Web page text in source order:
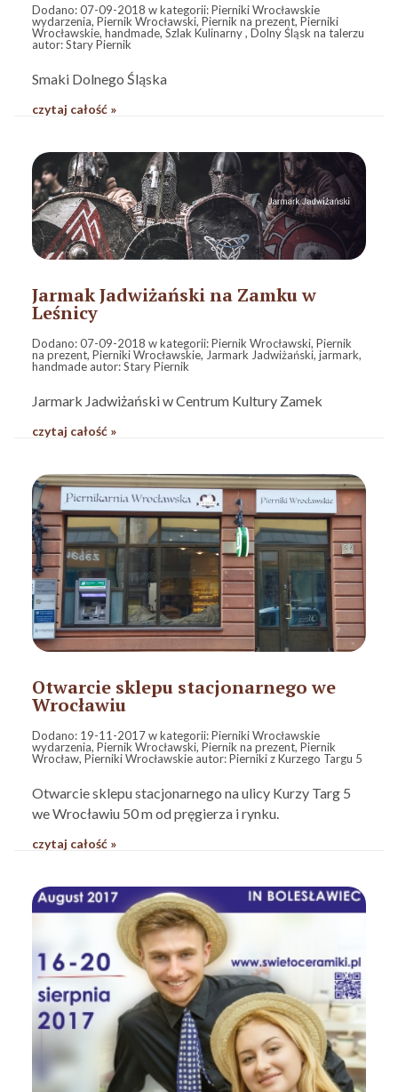
Dodano:07-09-2018 w kategorii:Pierniki Wrocławskie
wydarzenia, Piernik Wrocławski, Piernik na prezent, Pierniki
Wrocławskie, handmade, Szlak Kulinarny, Dolny Śląsk na talerzu
autor:Stary Piernik
Smaki Dolnego Śląska
czytaj całość »
Jarmak Jadwiżański na Zamku w
Leśnicy
Dodano:07-09-2018 w kategorii:Piernik Wrocławski, Piernik
na prezent, Pierniki Wrocławskie, Jarmark Jadwiżański, jarmark,
handmade autor:Stary Piernik
Jarmark Jadwiżański w Centrum Kultury Zamek
czytaj całość »
Otwarcie sklepu stacjonarnego we
Wrocławiu
Dodano: 19-11-2017w kategorii:Pierniki Wrocławskie
wydarzenia, Piernik Wrocławski, Piernik na prezent, Piernik
Wrocław, Pierniki Wrocławskie autor:Pierniki z Kurzego Targu 5
Otwarcie sklepu stacjonarnego na ulicy Kurzy Targ 5
we Wrocławiu 50 m od pręgierza i rynku.
czytaj całość »